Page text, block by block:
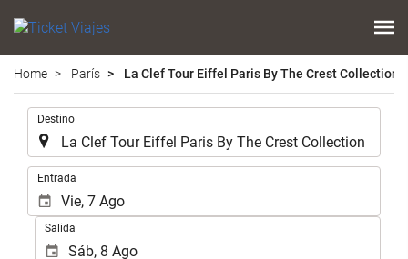
Home París La Clef Tour Eiffel Paris By The Crest Collection
Introduzca
lugar
de
destino
en
que
Destino
Introduzca
las
fechas
inicio
Entrada
Salida